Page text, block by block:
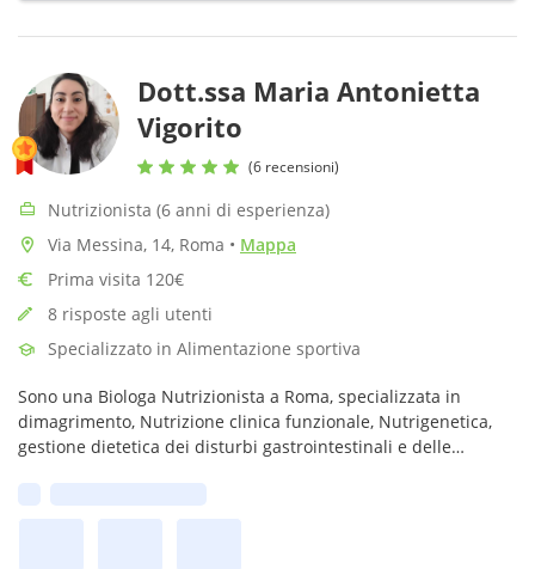
Dott.ssa Maria Antonietta
Vigorito
(6 recensioni)
Nutrizionista (6 anni di esperienza)
Via Messina, 14, Roma • Mappa
Prima visita 120€
8 risposte agli utenti
Specializzato in Alimentazione sportiva
Sono una Biologa Nutrizionista a Roma, specializzata in
dimagrimento, Nutrizione clinica funzionale, Nutrigenetica,
gestione dietetica dei disturbi gastrointestinali e delle